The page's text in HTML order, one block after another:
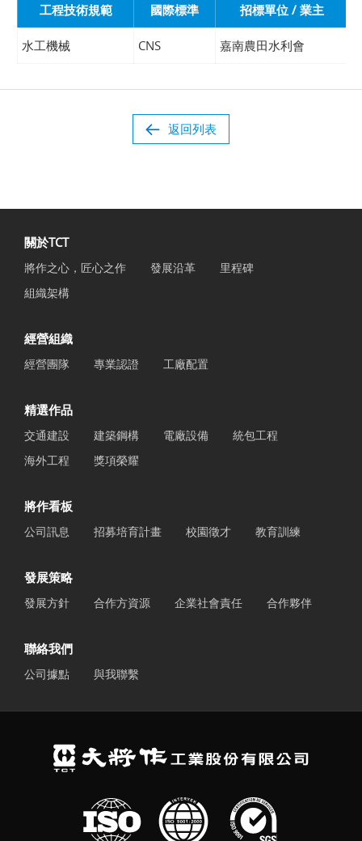
工程技術規範 國際標準 招標單位 / 業主
水工機械 CNS 嘉南農田水利會
返回列表
關於TCT
將作之心，匠心之作 發展沿革
里程碑
組織架構
經營組織
經營團隊 專業認證 工廠配置
精選作品
交通建設 建築鋼構 電廠設備
統包工程
海外工程
獎項榮耀
將作看板
公司訊息 招募培育計畫 校園徵才 教育訓練
發展策略
發展方針 合作方資源 企業社會責任 合作夥伴
聯絡我們
公司據點 與我聯繫